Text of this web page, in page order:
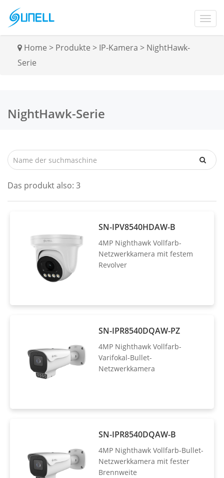
Home > Produkte > IP-Kamera > NightHawk-
Serie
NightHawk-Serie
Das produkt also: 3
SN-IPV8540HDAW-B
4MP Nighthawk Vollfarb-
Netzwerkkamera mit festem
Revolver
SN-IPR8540DQAW-PZ
4MP Nighthawk Vollfarb-
Varifokal-Bullet-
Netzwerkkamera
SN-IPR8540DQAW-B
4MP Nighthawk Vollfarb-Bullet-
Netzwerkkamera mit fester
Brennweite